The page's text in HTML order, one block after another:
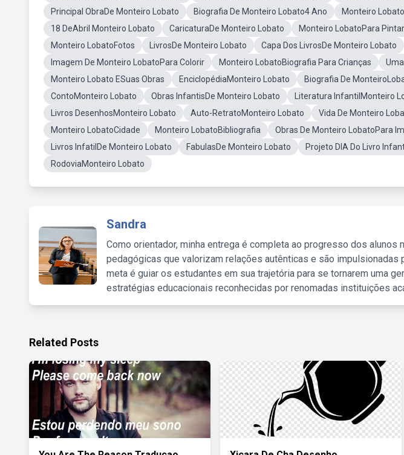
Principal ObraDe Monteiro Lobato
Biografia De Monteiro Lobato4 Ano Monteiro
18 DeAbril Monteiro Lobato
CaricaturaDe Monteiro Lobato Monteiro LobatoPara Pintar
Monteiro LobatoFotos
LivrosDe Monteiro Lobato Capa Dos LivrosDe Monteiro Lobato
Imagem De Monteiro LobatoPara Colorir
Monteiro LobatoBiografia Para Crianças
Monteiro Lobato ESuas Obras
EnciclopédiaMonteiro Lobato Biografia De
ContoMonteiro Lobato
Obras InfantisDe Monteiro Lobato Literatura InfantilMonteiro
Livros DesenhosMonteiro Lobato
Auto-RetratoMonteiro Lobato
Vida De Monteiro
Monteiro LobatoCidade
Monteiro LobatoBibliografia Obras De Monteiro LobatoPara
Livros InfatilDe Monteiro Lobato
FabulasDe Monteiro Lobato
Projeto DIA Do Livro
RodoviaMonteiro Lobato
Sandra
Como orientador, minha entrega é completa ao progresso dos alunos
pedagógicas que valorizam relações autênticas e são impulsionadas
meta é guiar os estudantes em sua trajetória para se tornarem uma
estratégias educacionais reconhecidas por renomadas instituições
Related Posts